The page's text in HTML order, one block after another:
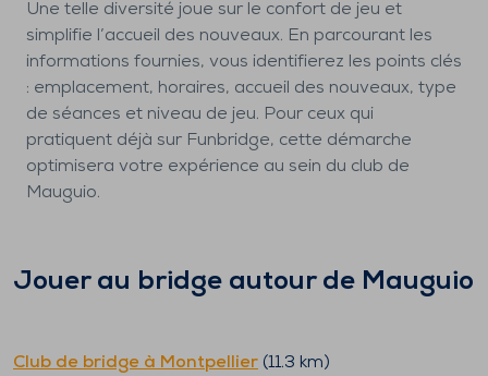
Une telle diversité joue sur le confort de jeu et
simplifie l’accueil des nouveaux. En parcourant les
informations fournies, vous identifierez les points clés
: emplacement, horaires, accueil des nouveaux, type
de séances et niveau de jeu. Pour ceux qui
pratiquent déjà sur Funbridge, cette démarche
optimisera votre expérience au sein du club de
Mauguio.
Jouer au bridge autour de Mauguio
Club de bridge à Montpellier (11.3 km)